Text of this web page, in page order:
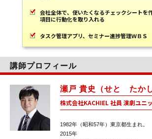
会社全体で、使いたくなるチェックシートを
項目に行動化を取り入れる
タスク管理アプリ、セミナー進捗管理ＷＢＳ
講師プロフィール
瀬戸 貴史（せと たかし
株式会社KACHIEL 社員 演劇ユニ
1982年（昭和57年）東京都生まれ。
2015年